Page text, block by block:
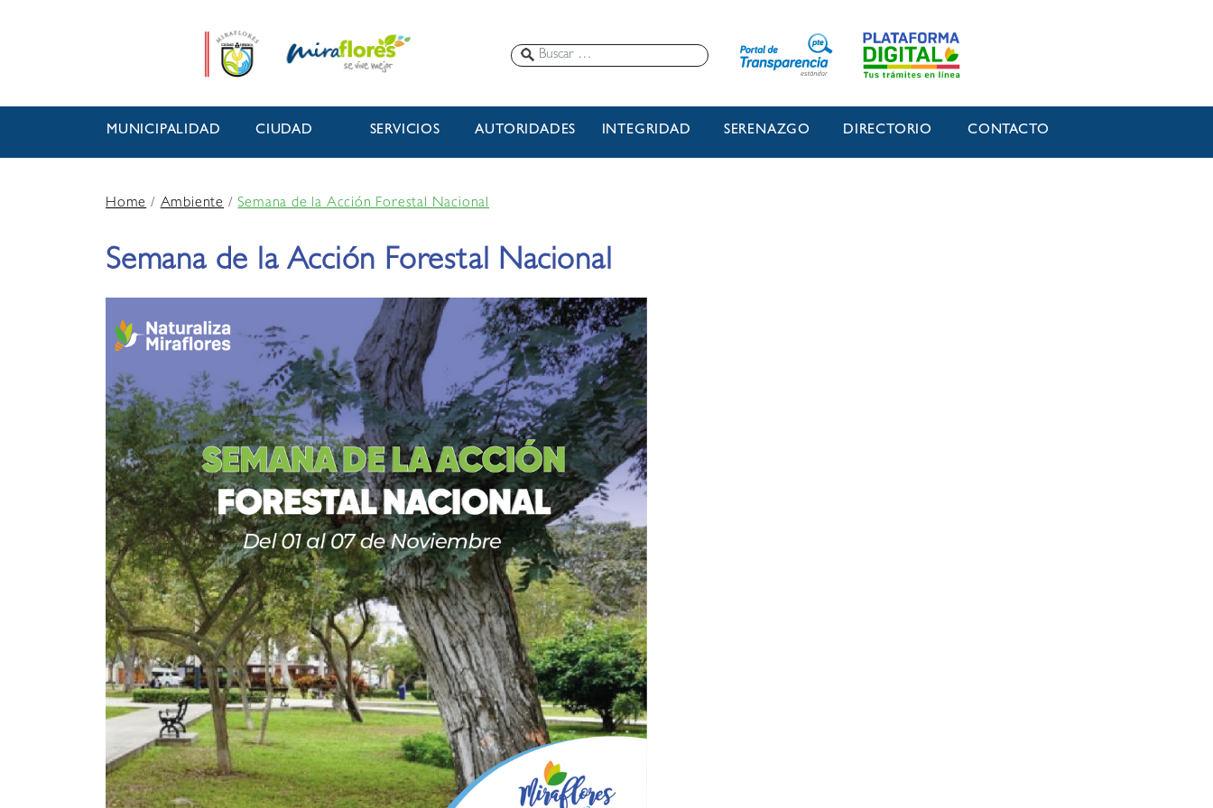
MUNICIPALIDAD CIUDAD SERVICIOS AUTORIDADES INTEGRIDAD SERENAZGO DIRECTORIO CONTACTO
Home/Ambiente /Semana de la Acción Forestal Nacional
Semana de la Acción Forestal Nacional